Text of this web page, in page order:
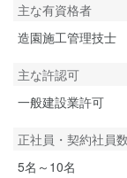
主な有資格者
造園施工管理技士
主な許認可
一般建設業許可
正社員・契約社員数
5名～10名